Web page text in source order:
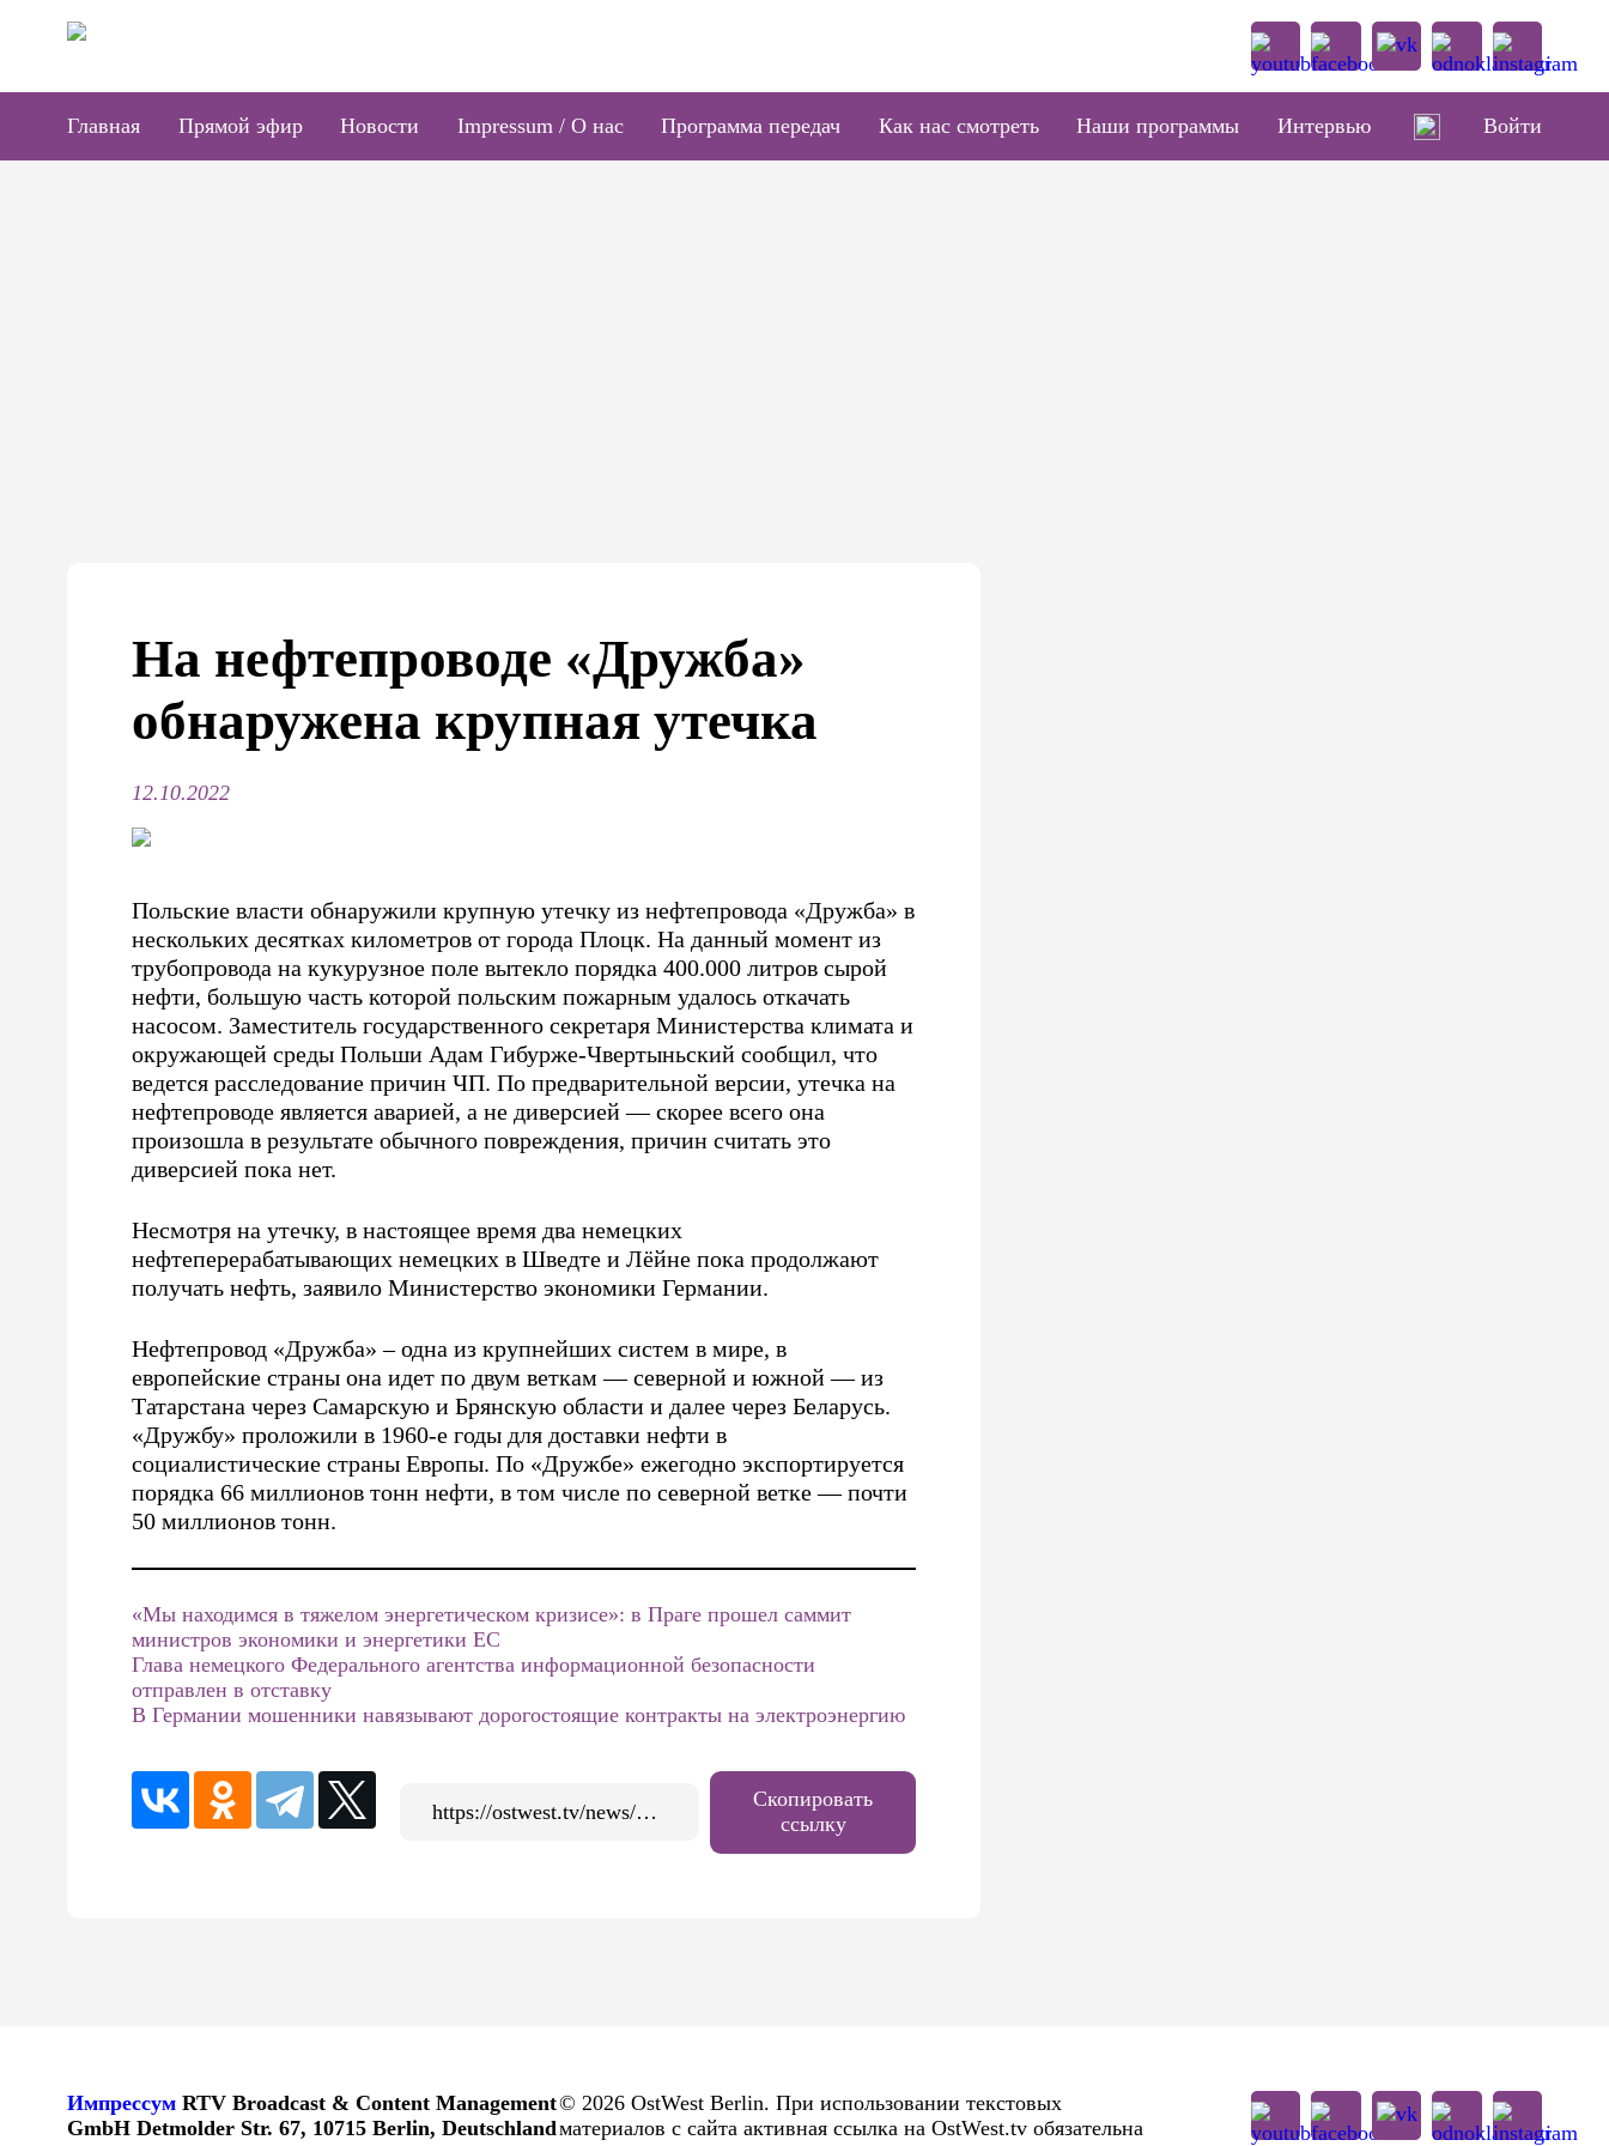
Главная Прямой эфир Новости Impressum / О нас Программа передач Как нас смотреть Наши программы Интервью Войти
На нефтепроводе «Дружба»
обнаружена крупная утечка
12.10.2022
Польские власти обнаружили крупную утечку из нефтепровода «Дружба» в
нескольких десятках километров от города Плоцк. На данный момент из
трубопровода на кукурузное поле вытекло порядка 400.000 литров сырой
нефти, большую часть которой польским пожарным удалось откачать
насосом. Заместитель государственного секретаря Министерства климата и
окружающей среды Польши Адам Гибурже-Чвертыньский сообщил, что
ведется расследование причин ЧП. По предварительной версии, утечка на
нефтепроводе является аварией, а не диверсией — скорее всего она
произошла в результате обычного повреждения, причин считать это
диверсией пока нет.
Несмотря на утечку, в настоящее время два немецких
нефтеперерабатывающих немецких в Шведте и Лёйне пока продолжают
получать нефть, заявило Министерство экономики Германии.
Нефтепровод «Дружба» – одна из крупнейших систем в мире, в
европейские страны она идет по двум веткам — северной и южной — из
Татарстана через Самарскую и Брянскую области и далее через Беларусь.
«Дружбу» проложили в 1960-е годы для доставки нефти в
социалистические страны Европы. По «Дружбе» ежегодно экспортируется
порядка 66 миллионов тонн нефти, в том числе по северной ветке — почти
50 миллионов тонн.
«Мы находимся в тяжелом энергетическом кризисе»: в Праге прошел саммит
министров экономики и энергетики ЕС
Глава немецкого Федерального агентства информационной безопасности
отправлен в отставку
В Германии мошенники навязывают дорогостоящие контракты на электроэнергию
https://ostwest.tv/news/na-nefteprovode-druzhba-obnaruzhena-krupnaya-utechka/
Скопировать
ссылку
Импрессум RTV Broadcast & Content Management
GmbH Detmolder Str. 67, 10715 Berlin, Deutschland
© 2026 OstWest Berlin. При использовании текстовых
материалов с сайта активная ссылка на OstWest.tv обязательна